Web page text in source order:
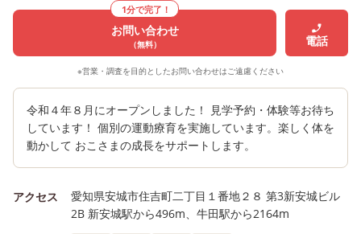
1分で完了！
お問い合わせ
（無料） 電話
※営業・調査を目的としたお問い合わせはご遠慮ください
令和４年８月にオープンしました！ 見学予約・体験等お待ち
しています！ 個別の運動療育を実施しています。楽しく体を
動かして おこさまの成長をサポートします。
アクセス
愛知県安城市住吉町二丁目１番地２８ 第3新安城ビル
2B 新安城駅から496m、牛田駅から2164m